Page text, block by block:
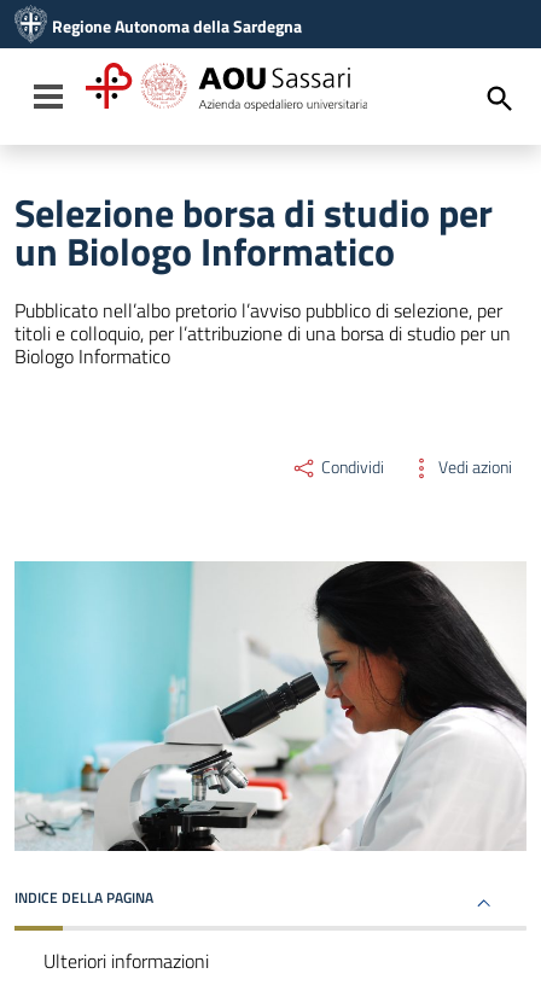
Vai al menu di navigazione
Vai al footer
Regione Autonoma della Sardegna
Toggle navigation
Selezione borsa di studio per
un Biologo Informatico
Pubblicato nell’albo pretorio l’avviso pubblico di selezione, per
titoli e colloquio, per l’attribuzione di una borsa di studio per un
Biologo Informatico
Condividi Vedi azioni
INDICE DELLA PAGINA
Ulteriori informazioni